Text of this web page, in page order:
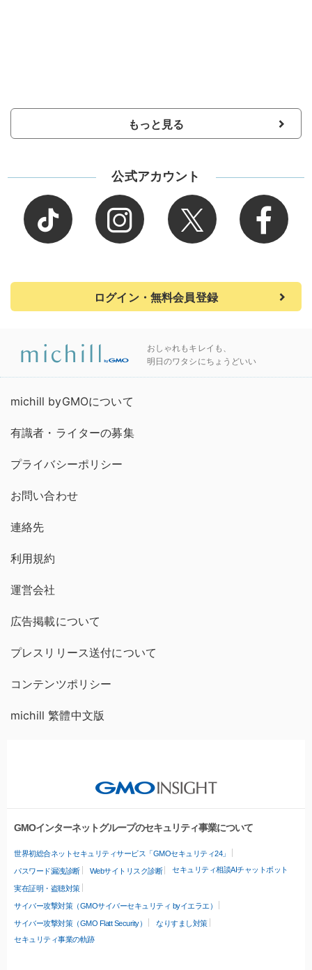
もっと見る
公式アカウント
ログイン・無料会員登録
おしゃれもキレイも、
明日のワタシにちょうどいい
michill byGMOについて
有識者・ライターの募集
プライバシーポリシー
お問い合わせ
連絡先
利用規約
運営会社
広告掲載について
プレスリリース送付について
コンテンツポリシー
michill 繁體中文版
GMOインターネットグループのセキュリティ事業について
世界初総合ネットセキュリティサービス「GMOセキュリティ24」
パスワード漏洩診断 Webサイトリスク診断 セキュリティ相談AIチャットボット
実在証明・盗聴対策
サイバー攻撃対策（GMOサイバーセキュリティ byイエラエ）
サイバー攻撃対策（GMO Flatt Security）
なりすまし対策
セキュリティ事業の軌跡